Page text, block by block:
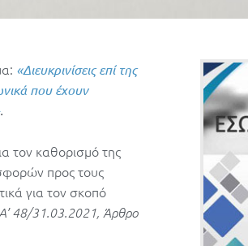
«Διευκρινίσεις επί της
που έχουν
.
τον καθορισμό της
προς τους
για τον σκοπό
48/31.03.2021, Άρθρο